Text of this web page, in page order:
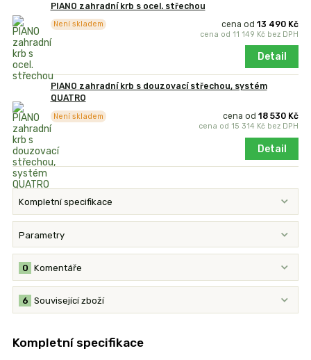
PIANO zahradní krb s ocel. střechou
cena od13 490 Kč
cena od11 149 Kč bez DPH
Není skladem
Detail
PIANO zahradní krb s douzovací střechou, systém
QUATRO
cena od18 530 Kč
cena od15 314 Kč bez DPH
Není skladem
Detail
Kompletní specifikace
Parametry
Komentáře
0
Související zboží
6
Kompletní specifikace